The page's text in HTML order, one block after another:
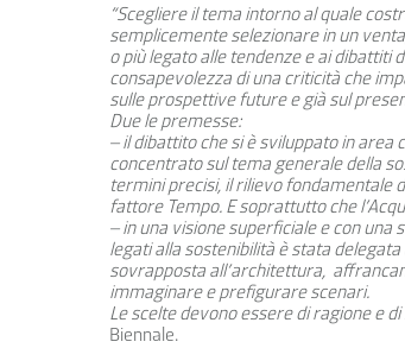
“Scegliere il tema intorno al quale
semplicemente selezionare in un
o più legato alle tendenze e ai dibattiti
consapevolezza di una criticità che
sulle prospettive future e già sul
Due le premesse:
– il dibattito che si è sviluppato in
concentrato sul tema generale della
termini precisi, il rilievo fondamentale
fattore Tempo. E soprattutto che
– in una visione superficiale e con
legati alla sostenibilità è stata
sovrapposta all’architettura,
immaginare e prefigurare scenari.
Le scelte devono essere di ragione e
Biennale.